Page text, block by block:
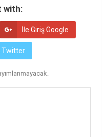
with:
İle Giriş Google
Twitter